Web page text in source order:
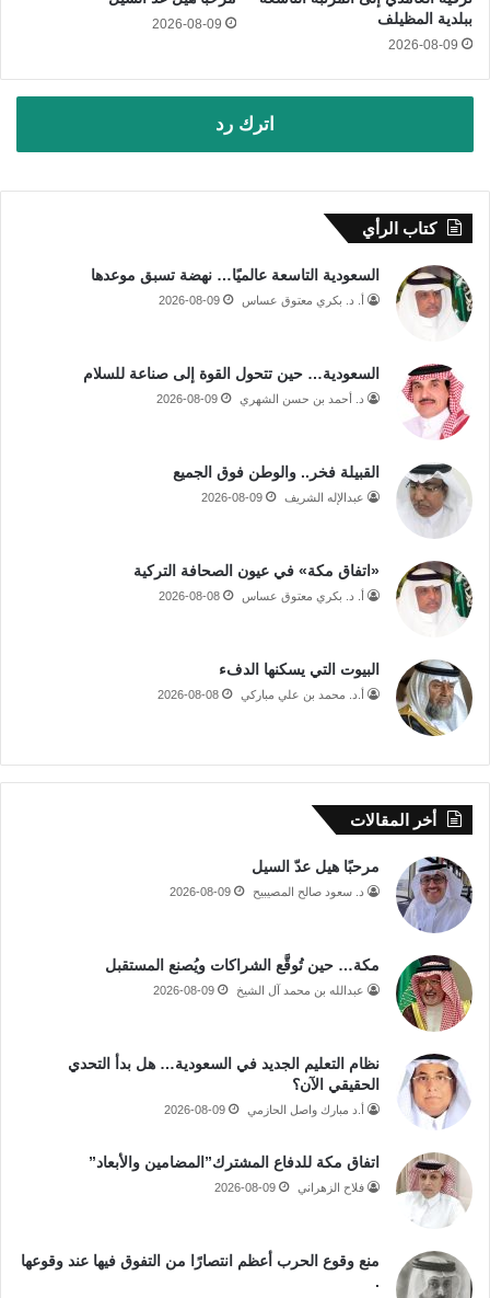
ببلدية المظيلف
2026-08-09
2026-08-09
اترك رد
كتاب الرأي
السعودية التاسعة عالميًا… نهضة تسبق موعدها
أ. د. بكري معتوق عساس 2026-08-09
السعودية… حين تتحول القوة إلى صناعة للسلام
د. أحمد بن حسن الشهري 2026-08-09
القبيلة فخر.. والوطن فوق الجميع
عبدالإله الشريف 2026-08-09
«اتفاق مكة» في عيون الصحافة التركية
أ. د. بكري معتوق عساس 2026-08-08
البيوت التي يسكنها الدفء
أ.د. محمد بن علي مباركي 2026-08-08
أخر المقالات
مرحبًا هيل عدّ السيل
د. سعود صالح المصيبيح 2026-08-09
مكة… حين تُوقَّع الشراكات ويُصنع المستقبل
عبدالله بن محمد آل الشيخ 2026-08-09
نظام التعليم الجديد في السعودية… هل بدأ التحدي
الحقيقي الآن؟
أ.د مبارك واصل الحازمي 2026-08-09
اتفاق مكة للدفاع المشترك”المضامين والأبعاد”
فلاح الزهراني 2026-08-09
منع وقوع الحرب أعظم انتصارًا من التفوق فيها عند وقوعها
.